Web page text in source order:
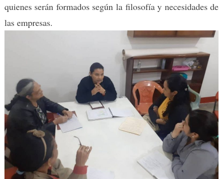
quienes serán formados según la filosofía y necesidades de
las empresas.